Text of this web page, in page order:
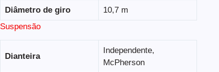
Diâmetro de giro
10,7 m
Suspensão
Dianteira
Independente,
McPherson